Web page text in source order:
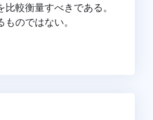
較衡量すべきである。
のではない。